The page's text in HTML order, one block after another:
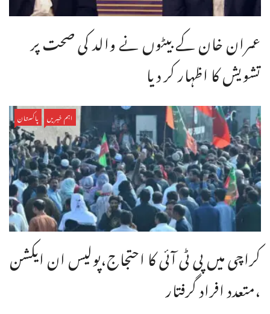
عمران خان کے بیٹوں نے والد کی صحت پر
تشویش کا اظہار کر دیا
اہم خبریں پاکستان
کراچی میں پی ٹی آئی کا احتجاج،پولیس ان ایکشن
،متعدد افراد گرفتار